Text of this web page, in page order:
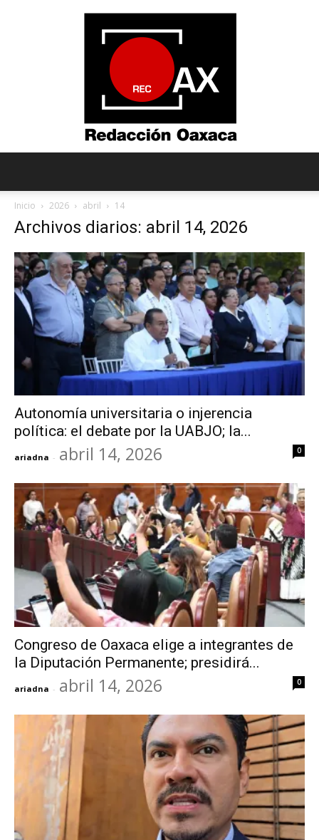
Inicio 2026 abril 14
Archivos diarios: abril 14, 2026
Autonomía universitaria o injerencia
política: el debate por la UABJO; la...
ariadna - abril 14, 2026 0
Congreso de Oaxaca elige a integrantes de
la Diputación Permanente; presidirá...
ariadna - abril 14, 2026 0